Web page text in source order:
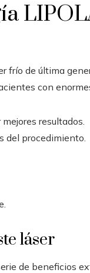
frío de última
con
resultados.
del procedimiento.
láser
de beneficios